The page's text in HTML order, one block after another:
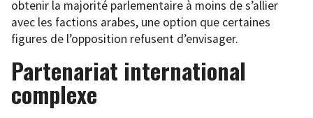
obtenir la majorité parlementaire à moins de s’allier
avec les factions arabes, une option que certaines
figures de l’opposition refusent d’envisager.
Partenariat international
complexe